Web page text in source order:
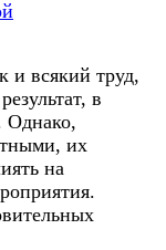
и всякий труд,
в
Однако,
их
на